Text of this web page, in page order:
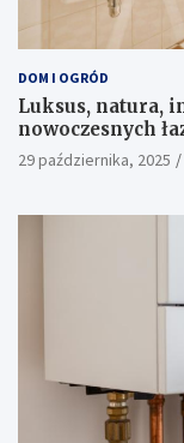
DOM I OGRÓD
Luksus, natura,
nowoczesnych
29 października, 2025